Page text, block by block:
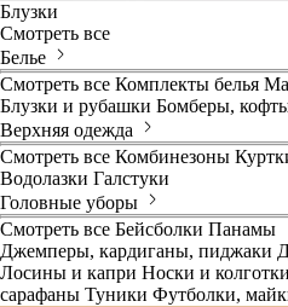
Блузки
Смотреть все
Белье
Смотреть все Комплекты белья
Блузки и рубашки Бомберы,
Верхняя одежда
Смотреть все Комбинезоны
Водолазки Галстуки
Головные уборы
Смотреть все Бейсболки Панамы
Джемперы, кардиганы, пиджаки
Лосины и капри Носки и колготки
сарафаны Туники Футболки,